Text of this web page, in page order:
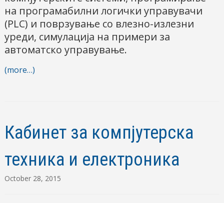
на програмабилни логички управувачи
(PLC) и поврзување со влезно-излезни
уреди, симулација на примери за
автоматско управување.
(more…)
Кабинет за компјутерска
техника и електроника
October 28, 2015